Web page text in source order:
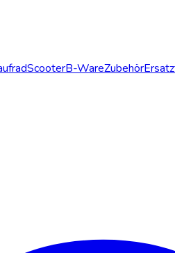
ScooterB-WareZubehör